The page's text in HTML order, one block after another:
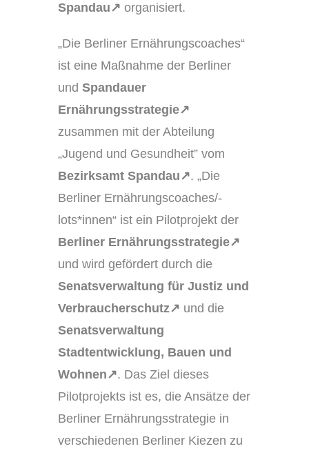
Spandau↗ organisiert.
„Die Berliner Ernährungscoaches“
ist eine Maßnahme der Berliner
und Spandauer
Ernährungsstrategie↗
zusammen mit der Abteilung
„Jugend und Gesundheit” vom
Bezirksamt Spandau↗. „Die
Berliner Ernährungscoaches/-
lots*innen“ ist ein Pilotprojekt der
Berliner Ernährungsstrategie↗
und wird gefördert durch die
Senatsverwaltung für Justiz und
Verbraucherschutz↗ und die
Senatsverwaltung
Stadtentwicklung, Bauen und
Wohnen↗. Das Ziel dieses
Pilotprojekts ist es, die Ansätze der
Berliner Ernährungsstrategie in
verschiedenen Berliner Kiezen zu